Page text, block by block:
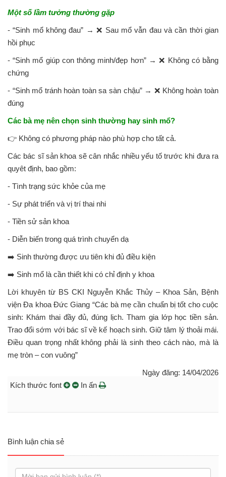
Một số lầm tưởng thường gặp
- “Sinh mổ không đau” → ❌ Sau mổ vẫn đau và cần thời gian
hồi phục
- “Sinh mổ giúp con thông minh/đẹp hơn” → ❌ Không có bằng
chứng
- “Sinh mổ tránh hoàn toàn sa sàn chậu” → ❌ Không hoàn toàn
đúng
Các bà mẹ nên chọn sinh thường hay sinh mổ?
👉 Không có phương pháp nào phù hợp cho tất cả.
Các bác sĩ sản khoa sẽ cân nhắc nhiều yếu tố trước khi đưa ra
quyêt định, bao gồm:
- Tình trạng sức khỏe của mẹ
- Sự phát triển và vị trí thai nhi
- Tiền sử sản khoa
- Diễn biến trong quá trình chuyển dạ
➡️ Sinh thường được ưu tiên khi đủ điều kiện
➡️ Sinh mổ là cần thiết khi có chỉ định y khoa
Lời khuyên từ BS CKI Nguyễn Khắc Thủy – Khoa Sản, Bệnh
viện Đa khoa Đức Giang “Các bà mẹ cần chuẩn bị tốt cho cuộc
sinh: Khám thai đầy đủ, đúng lịch. Tham gia lớp học tiền sản.
Trao đổi sớm với bác sĩ về kế hoạch sinh. Giữ tâm lý thoải mái.
Điều quan trọng nhất không phải là sinh theo cách nào, mà là
mẹ tròn – con vuông”
Ngày đăng: 14/04/2026
Kích thước font
In ấn
Bình luận chia sẻ